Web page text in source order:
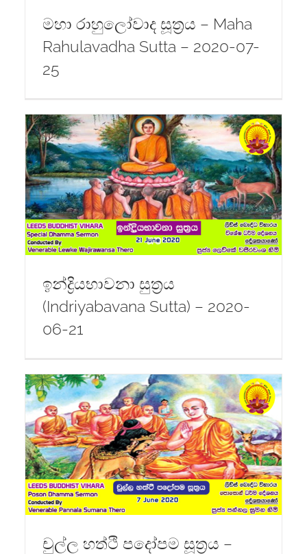
මහා රාහුලෝවාද සූත්‍රය – Maha
Rahulavadha Sutta – 2020-07-
25
ඉන්ද්‍රියභාවනා සුත්‍රය
(Indriyabavana Sutta) – 2020-
06-21
චුල්ල හත්ථි පදෝපම සූත්‍රය –